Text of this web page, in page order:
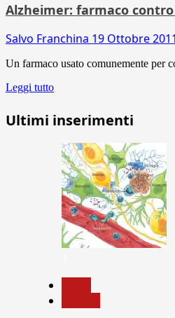
Alzheimer: farmaco
Salvo Franchina 19 Ottobre 2011
Un farmaco usato comunemente per
Leggi tutto
Ultimi inserimenti